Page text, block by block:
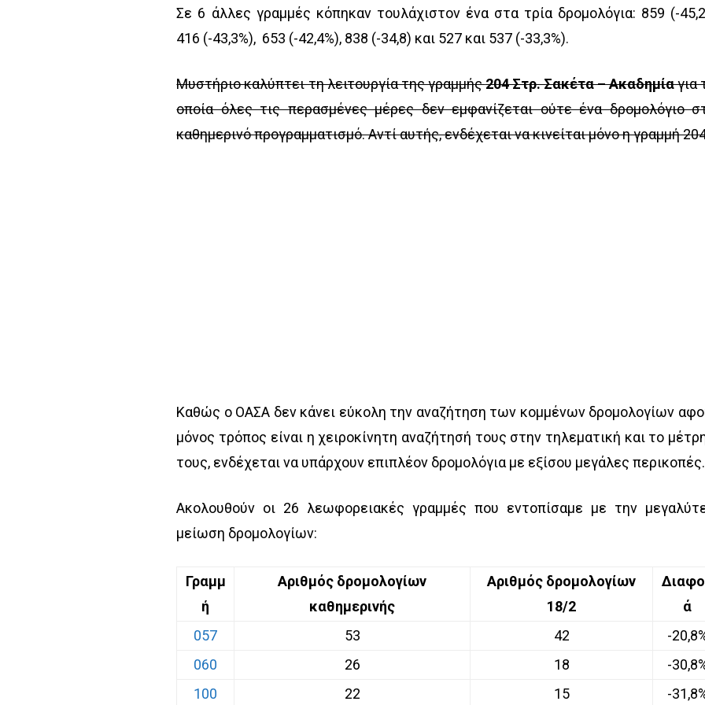
Σε 6 άλλες γραμμές κόπηκαν τουλάχιστον ένα στα τρία δρομολόγια: 859 (-
416 (-43,3%), 653 (-42,4%), 838 (-34,8) και 527 και 537 (-33,3%).
Μυστήριο καλύπτει τη λειτουργία της γραμμής204 Στρ. Σακέτα – Ακαδημίαγια
οποία όλες τις περασμένες μέρες δεν εμφανίζεται ούτε ένα δρομολόγιο
καθημερινό προγραμματισμό. Αντί αυτής, ενδέχεται να κινείται μόνο η γραμμή
Καθώς ο ΟΑΣΑ δεν κάνει εύκολη την αναζήτηση των κομμένων δρομολογίων
μόνος τρόπος είναι η χειροκίνητη αναζήτησή τους στην τηλεματική και το
τους, ενδέχεται να υπάρχουν επιπλέον δρομολόγια με εξίσου μεγάλες περικοπές.
Ακολουθούν οι 26 λεωφορειακές γραμμές που εντοπίσαμε με την
μείωση δρομολογίων:
Γραμμ
ή
Αριθμός δρομολογίων
καθημερινής
Αριθμός δρομολογίων
18/2
ά
057
53 42
-
060
26 18
-
100
22 15 -